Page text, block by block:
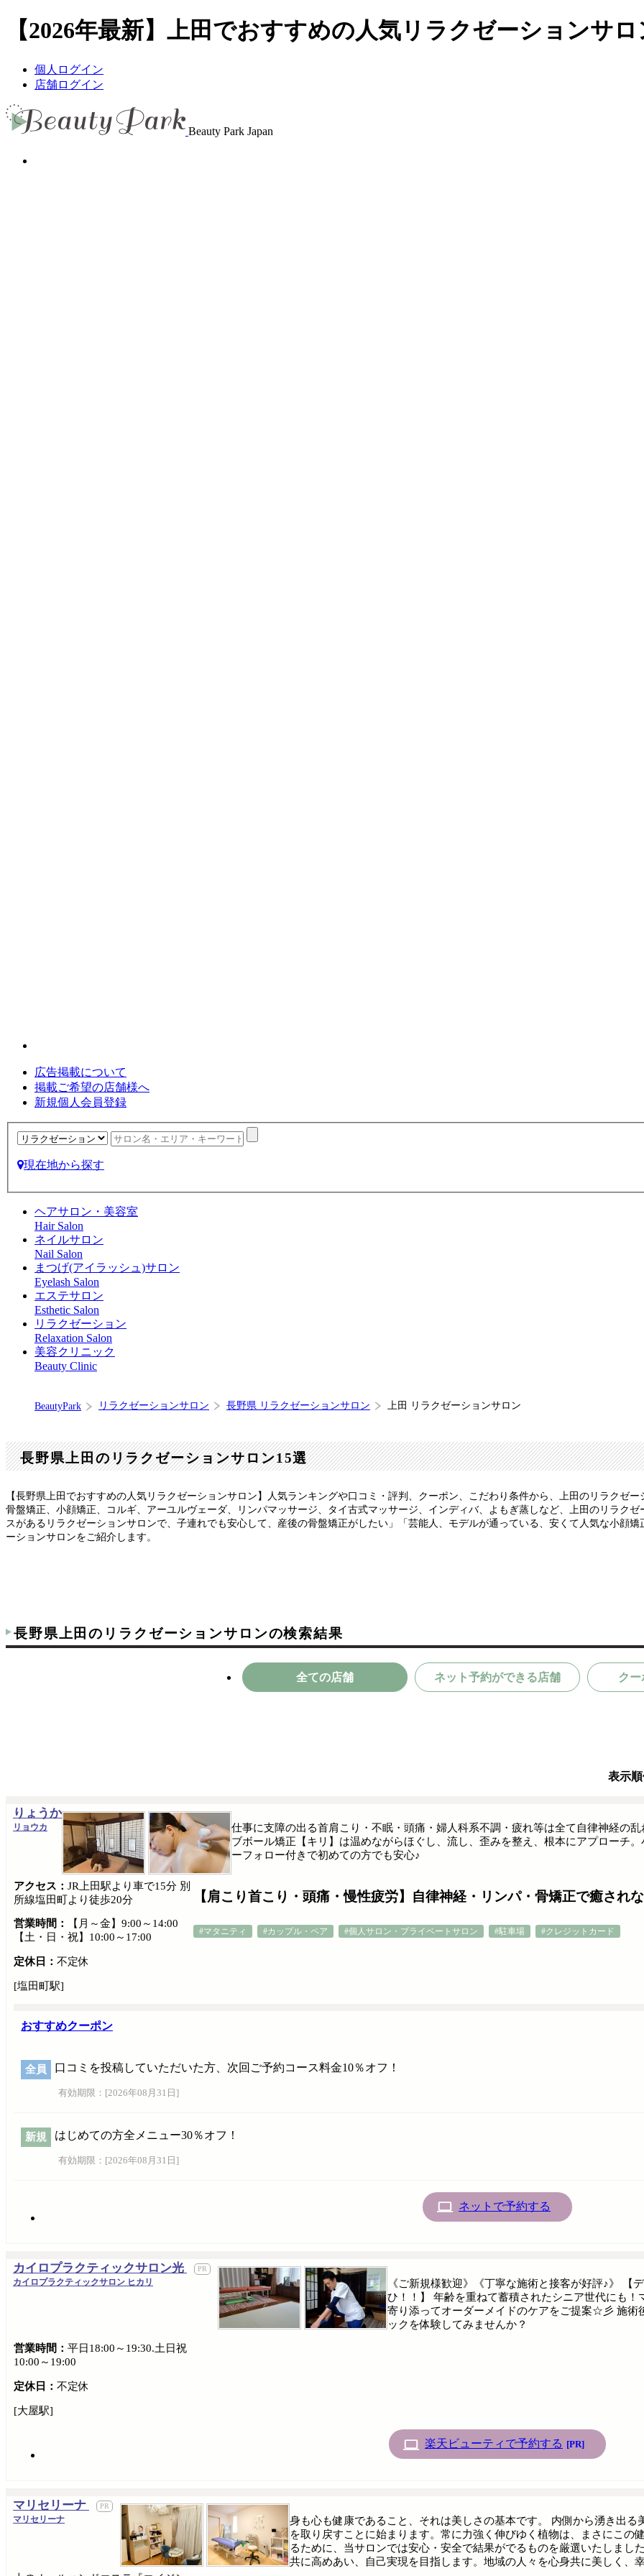
【2026年最新】上田でおすすめの人気リラクゼーションサ
個人ログイン
店舗ログイン
Beauty Park Japan
広告掲載について
掲載ご希望の店舗様へ
新規個人会員登録
現在地から探す
ヘアサロン・美容室
Hair Salon
ネイルサロン
Nail Salon
まつげ(アイラッシュ)サロン
Eyelash Salon
エステサロン
Esthetic Salon
リラクゼーション
Relaxation Salon
美容クリニック
Beauty Clinic
BeautyPark リラクゼーションサロン 長野県 リラクゼーションサロン 上田 リラクゼーションサロン
長野県上田のリラクゼーションサロン15選
【長野県上田でおすすめの人気リラクゼーションサロン】人気ランキングや口コミ・評判、クーポン、こだわり条件から、上田のリラクゼ
骨盤矯正、小顔矯正、コルギ、アーユルヴェーダ、リンパマッサージ、タイ古式マッサージ、インディバ、よもぎ蒸しなど、上田のリラク
スがあるリラクゼーションサロンで、子連れでも安心して、産後の骨盤矯正がしたい」「芸能人、モデルが通っている、安くて人気な小顔
ーションサロンをご紹介します。
長野県上田のリラクゼーションサロンの検索結果
全ての店舗 ネット予約ができる店舗 クー
表示
りょうか
リョウカ
【肩こり首こり・頭痛・慢性疲労】自律神経・リンパ・骨矯正で癒され
#マタニティ #カップル・ペア #個人サロン・プライベートサロン #駐車場 #クレジットカード
仕事に支障の出る首肩こり・不眠・頭痛・婦人科系不調・疲れ等は全て自律神経の
ブボール矯正【キリ】は温めながらほぐし、流し、歪みを整え、根本にアプローチ
ーフォロー付きで初めての方でも安心♪
アクセス： JR上田駅より車で15分 別
所線塩田町より徒歩20分
営業時間：
【月～金】9:00～14:00
【土・日・祝】10:00～17:00
定休日： 不定休
[塩田町駅]
おすすめクーポン
全員 口コミを投稿していただいた方、次回ご予約コース料金10％オフ！
有効期限：[2026年08月31日 ]
新規 はじめての方全メニュー30％オフ！
有効期限：[2026年08月31日 ]
ネットで予約する
カイロプラクティックサロン光
カイロプラクティックサロン ヒカリ
《ご新規様歓迎》《丁寧な施術と接客が好評♪》
ひ！！】 年齢を重ねて蓄積されたシニア世代にも
寄り添ってオーダーメイドのケアをご提案☆彡 施術
ックを体験してみませんか？
営業時間： 平日18:00～19:30.土日祝
10:00～19:00
定休日： 不定休
[大屋駅]
楽天ビューティで予約する [PR]
マリセリーナ
マリセリーナ
身も心も健康であること、それは美しさの基本です。 内側から湧き出
を取り戻すことに始まります。常に力強く伸びゆく植物は、まさにこ
るために、当サロンでは安心・安全で結果がでるものを厳選いたしま
共に高めあい、自己実現を目指します。地域の人々を心身共に美しく、